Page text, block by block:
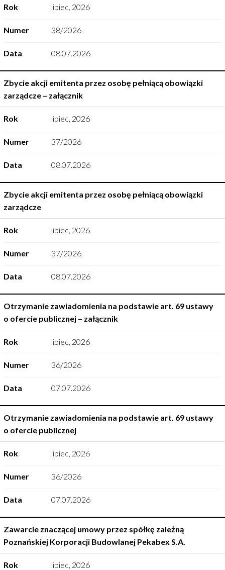
Rok lipiec 2026
Numer 38/2026
Data 08.07.2026
Zbycie akcji emitenta przez osobę pełniącą obowiązki
zarządcze – załącznik
Rok lipiec 2026
Numer 37/2026
Data 08.07.2026
Zbycie akcji emitenta przez osobę pełniącą obowiązki
zarządcze
Rok lipiec 2026
Numer 37/2026
Data 08.07.2026
Otrzymanie zawiadomienia na podstawie art. 69 ustawy
o ofercie publicznej – załącznik
Rok lipiec 2026
Numer 36/2026
Data 07.07.2026
Otrzymanie zawiadomienia na podstawie art. 69 ustawy
o ofercie publicznej
Rok lipiec 2026
Numer 36/2026
Data 07.07.2026
Zawarcie znaczącej umowy przez spółkę zależną
Poznańskiej Korporacji Budowlanej Pekabex S.A.
Rok lipiec 2026